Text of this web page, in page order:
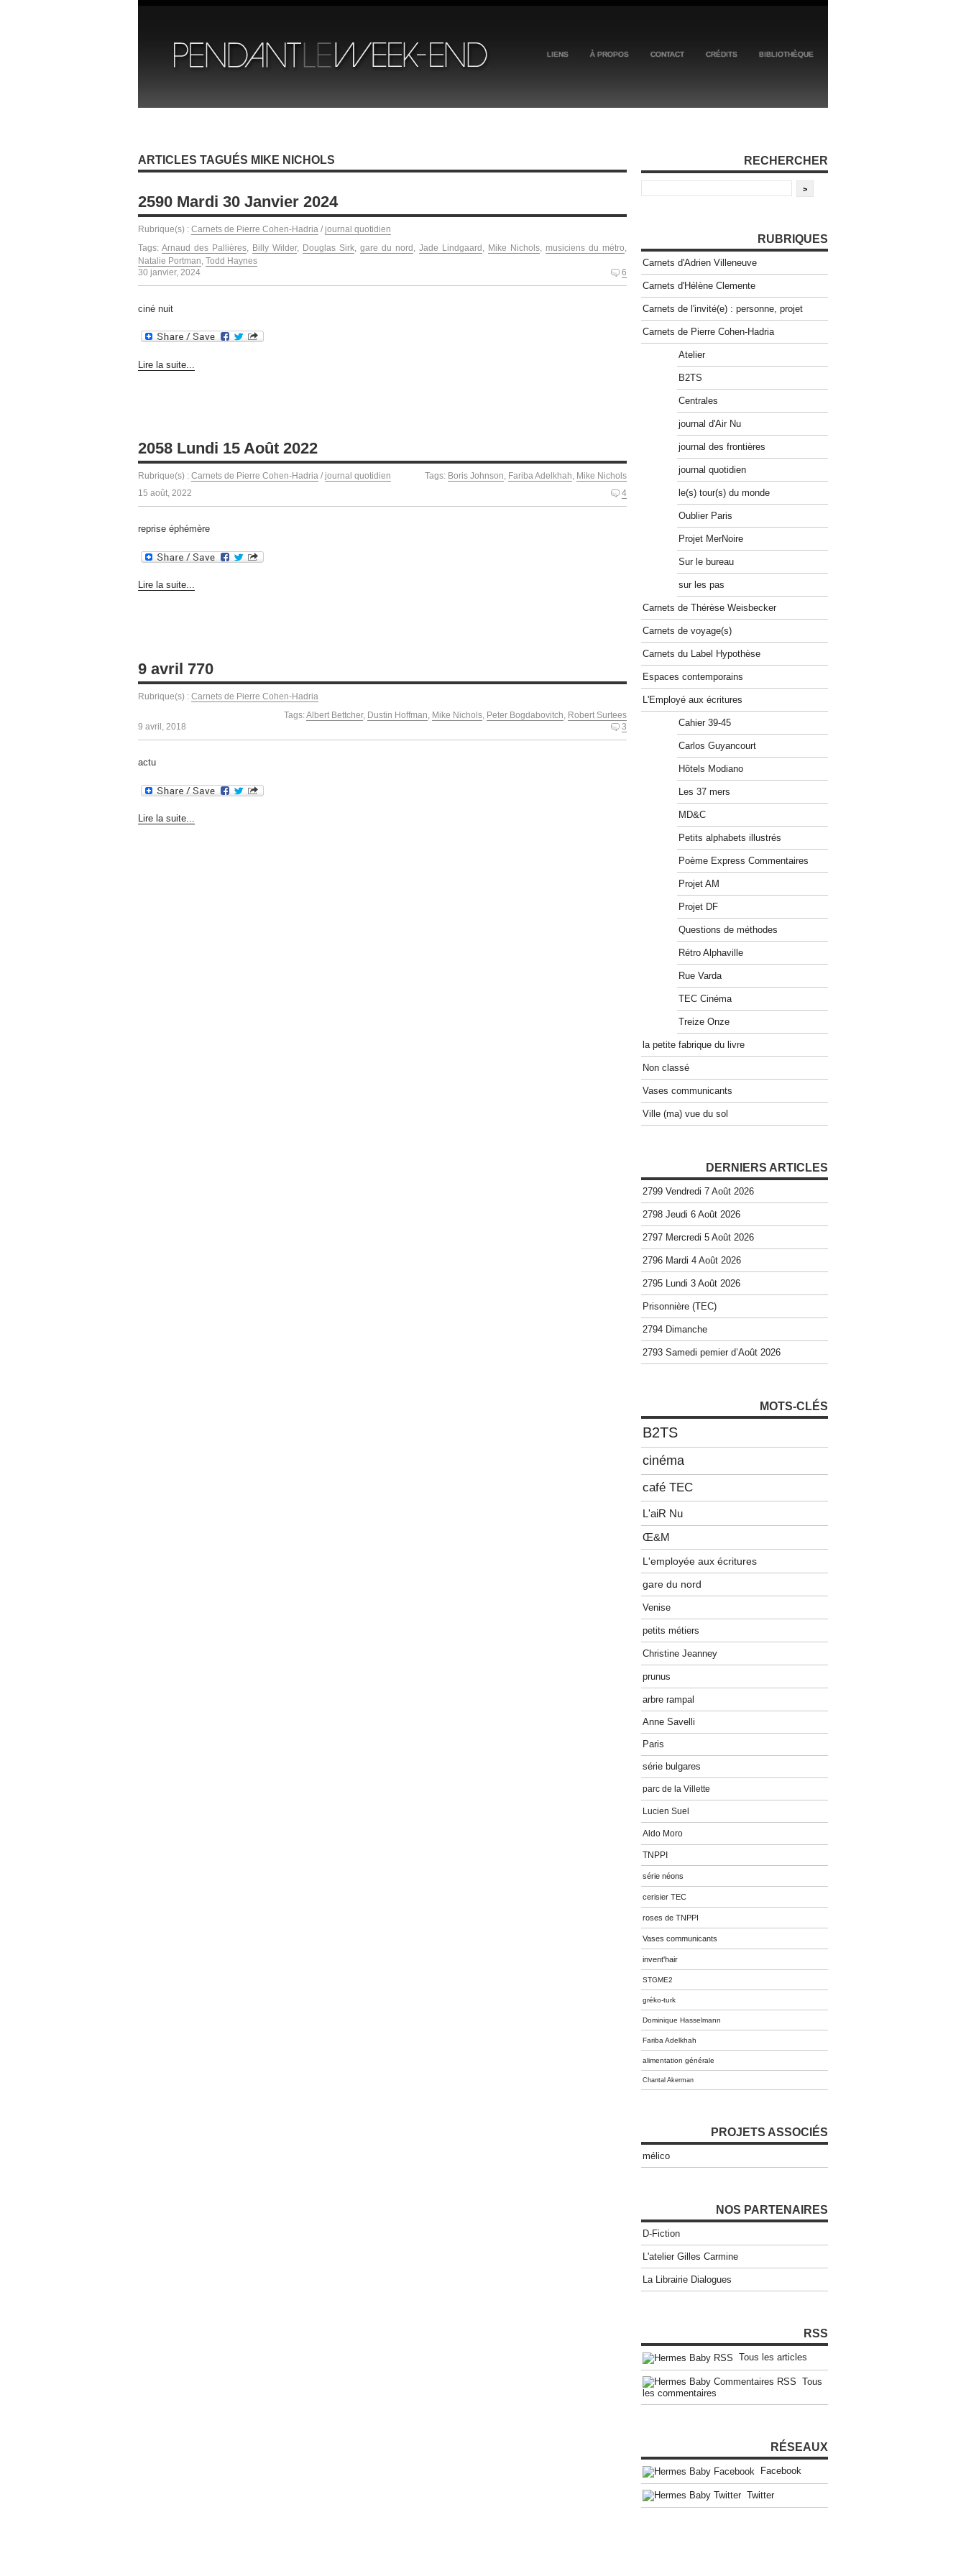
LIENS À PROPOS CONTACT CRÉDITS BIBLIOTHÈQUE
ARTICLES TAGUÉS MIKE NICHOLS
2590 Mardi 30 Janvier 2024
Rubrique(s) : Carnets de Pierre Cohen-Hadria / journal quotidien
Tags: Arnaud des Pallières, Billy Wilder, Douglas Sirk, gare du nord , Jade Lindgaard , Mike Nichols, musiciens du métro,
Natalie Portman, Todd Haynes
30 janvier, 2024
6
ciné nuit
Lire la suite...
2058 Lundi 15 Août 2022
Rubrique(s) : Carnets de Pierre Cohen-Hadria / journal quotidien Tags: Boris Johnson Fariba Adelkhah Mike Nichols
15 août, 2022
4
reprise éphémère
Lire la suite...
9 avril 770
Rubrique(s) : Carnets de Pierre Cohen-Hadria
Tags:Albert Bettcher, Dustin Hoffman Mike Nichols Peter Bogdabovitch Robert Surtees
9 avril, 2018
3
actu
Lire la suite...
RECHERCHER
RUBRIQUES
Carnets d'Adrien Villeneuve
Carnets d'Hélène Clemente
Carnets de l'invité(e) : personne, projet
Carnets de Pierre Cohen-Hadria
Atelier
B2TS
Centrales
journal d'Air Nu
journal des frontières
journal quotidien
le(s) tour(s) du monde
Oublier Paris
Projet MerNoire
Sur le bureau
sur les pas
Carnets de Thérèse Weisbecker
Carnets de voyage(s)
Carnets du Label Hypothèse
Espaces contemporains
L'Employé aux écritures
Cahier 39-45
Carlos Guyancourt
Hôtels Modiano
Les 37 mers
MD&C
Petits alphabets illustrés
Poème Express Commentaires
Projet AM
Projet DF
Questions de méthodes
Rétro Alphaville
Rue Varda
TEC Cinéma
Treize Onze
la petite fabrique du livre
Non classé
Vases communicants
Ville (ma) vue du sol
DERNIERS ARTICLES
2799 Vendredi 7 Août 2026
2798 Jeudi 6 Août 2026
2797 Mercredi 5 Août 2026
2796 Mardi 4 Août 2026
2795 Lundi 3 Août 2026
Prisonnière (TEC)
2794 Dimanche
2793 Samedi pemier d’Août 2026
MOTS-CLÉS
B2TS
cinéma
café TEC
L'aiR Nu
Œ&M
L'employée aux écritures
gare du nord
Venise
petits métiers
Christine Jeanney
prunus
arbre rampal
Anne Savelli
Paris
série bulgares
parc de la Villette
Lucien Suel
Aldo Moro
TNPPI
série néons
cerisier TEC
roses de TNPPI
Vases communicants
invent'hair
STGME2
gréko-turk
Dominique Hasselmann
Fariba Adelkhah
alimentation générale
Chantal Akerman
PROJETS ASSOCIÉS
mélico
NOS PARTENAIRES
D-Fiction
L'atelier Gilles Carmine
La Librairie Dialogues
RSS
Tous les articles
Tous
les commentaires
RÉSEAUX
Facebook
Twitter